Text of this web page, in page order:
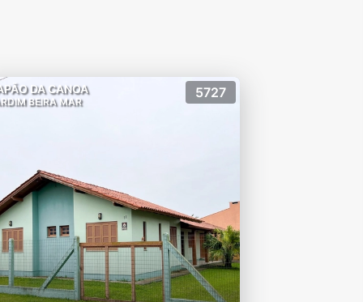
DA CANOA
BEIRA MAR
5727